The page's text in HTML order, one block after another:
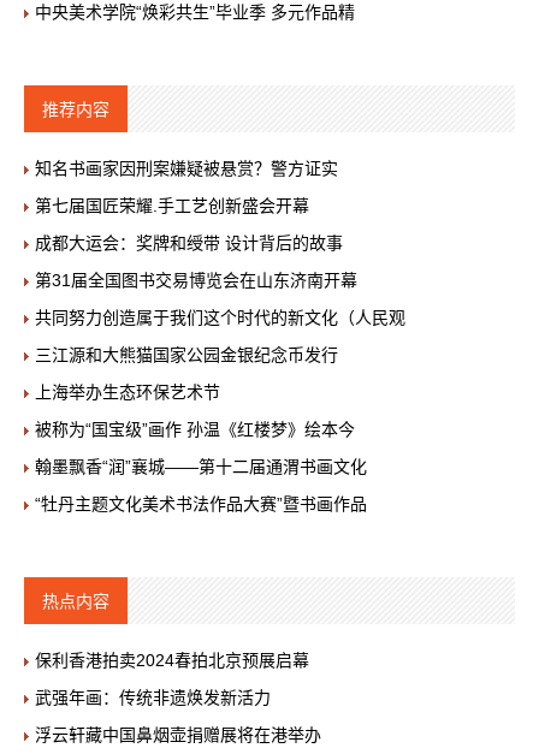
中央美术学院“焕彩共生”毕业季 多元作品精
推荐内容
知名书画家因刑案嫌疑被悬赏？警方证实
第七届国匠荣耀.手工艺创新盛会开幕
成都大运会：奖牌和绶带 设计背后的故事
第31届全国图书交易博览会在山东济南开幕
共同努力创造属于我们这个时代的新文化（人民观
三江源和大熊猫国家公园金银纪念币发行
上海举办生态环保艺术节
被称为“国宝级”画作 孙温《红楼梦》绘本今
翰墨飘香“润”襄城——第十二届通渭书画文化
“牡丹主题文化美术书法作品大赛”暨书画作品
热点内容
保利香港拍卖2024春拍北京预展启幕
武强年画：传统非遗焕发新活力
浮云轩藏中国鼻烟壶捐赠展将在港举办